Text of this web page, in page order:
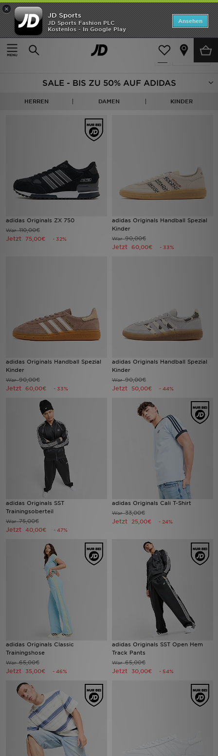
×
JD Sports
JD Sports Fashion PLC
Kostenlos - In Google Play
Ansehen
Startseite
Ausverkauf | Adidas
verfeinern
420 Produkte
SALE - BIS ZU 50% AUF ADIDAS
HERREN DAMEN KINDER
adidas Originals ZX 750
War110,00€
Jetzt 75,00€ - 32%
adidas Originals Handball Spezial
Kinder
War90,00€
Jetzt 60,00€ - 33%
adidas Originals Handball Spezial
Kinder
War90,00€
Jetzt 60,00€ - 33%
adidas Originals Handball Spezial
Kinder
War90,00€
Jetzt 50,00€ - 44%
adidas Originals SST
Trainingsoberteil
War75,00€
Jetzt 40,00€ - 47%
adidas Originals Cali T-Shirt
War33,00€
Jetzt 25,00€ - 24%
adidas Originals Classic
Trainingshose
War65,00€
Jetzt 35,00€ - 46%
adidas Originals SST Open Hem
Track Pants
War65,00€
Jetzt 30,00€ - 54%
Startseite
ANGEBOTE
Neuheiten
Herren
Bestsellers
JD Exklusives
Fußball
Sport
Mein JD
Trending Styles